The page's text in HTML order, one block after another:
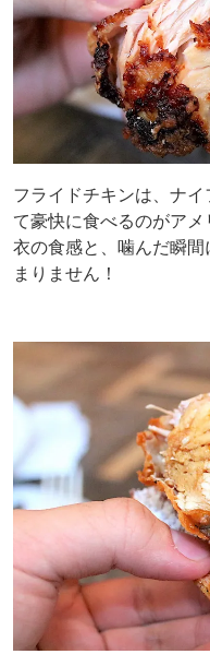
フライドチキンは、ナ
て豪快に食べるのがア
衣の食感と、噛んだ瞬
まりません！